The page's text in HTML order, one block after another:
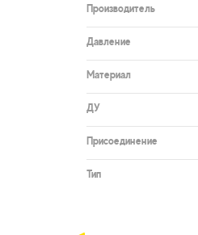
Производитель
Давление
Материал
ДУ
Присоединение
Тип